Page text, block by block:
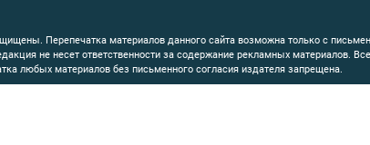
Перепечатка материалов данного сайта возможна только с
не несет ответственности за содержание рекламных материалов.
любых материалов без письменного согласия издателя запрещена.